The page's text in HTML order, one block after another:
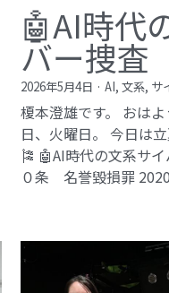
🤖AI時代
バー捜査
2026年5月4日 · AI, 文系, サ
榎本澄雄です。 おは
日、火曜日。 今日は
🎏 🤖AI時代の文系サ
０条 名誉毀損罪​